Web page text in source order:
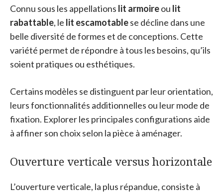
Connu sous les appellations lit armoireou lit
rabattable, le lit escamotablese décline dans une
belle diversité de formes et de conceptions. Cette
variété permet de répondre à tous les besoins, qu’ils
soient pratiques ou esthétiques.
Certains modèles se distinguent par leur orientation,
leurs fonctionnalités additionnelles ou leur mode de
fixation. Explorer les principales configurations aide
à affiner son choix selon la pièce à aménager.
Ouverture verticale versus horizontale
L’ouverture verticale, la plus répandue, consiste à